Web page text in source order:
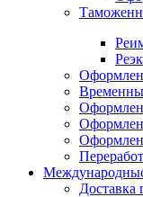
Доставка